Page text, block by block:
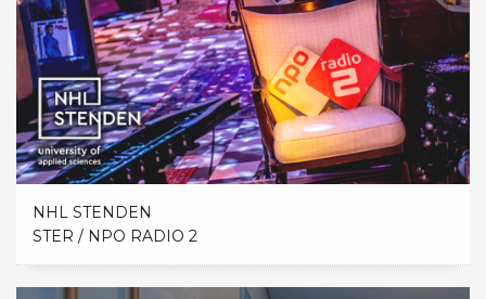
NHL STENDEN
STER / NPO RADIO 2